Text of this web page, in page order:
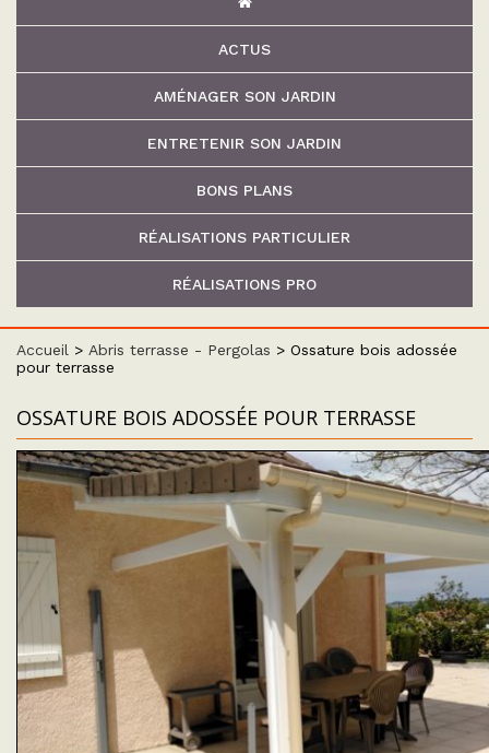
ACTUS
AMÉNAGER SON JARDIN
ENTRETENIR SON JARDIN
BONS PLANS
RÉALISATIONS PARTICULIER
RÉALISATIONS PRO
Accueil > Abris terrasse - Pergolas > Ossature bois adossée
pour terrasse
OSSATURE BOIS ADOSSÉE POUR TERRASSE